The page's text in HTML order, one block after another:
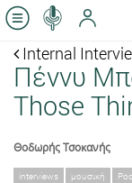
Internal
Πέννυ
Those
Θοδωρής Τσοκανής
interviews μουσική